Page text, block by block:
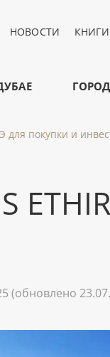
НОВОСТИ КНИГИ
для покупки и
(обновлено